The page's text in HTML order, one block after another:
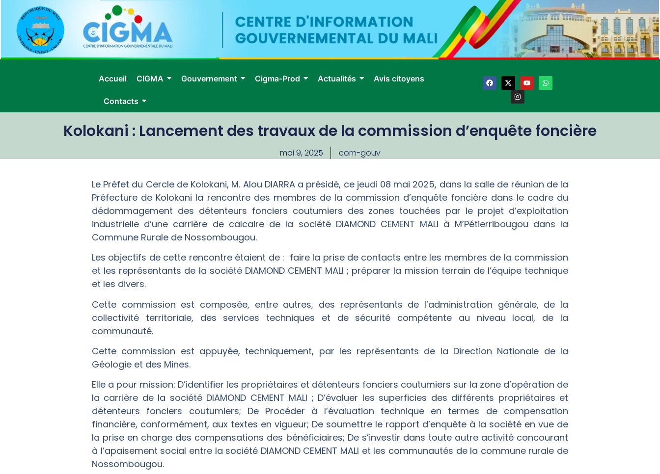
Accueil CIGMA Gouvernement Cigma-Prod Actualités Avis citoyens
Contacts
Kolokani : Lancement des travaux de la commission d’enquête foncière
mai 9, 2025 com-gouv
Le Préfet du Cercle de Kolokani, M. Alou DIARRA a présidé, ce jeudi 08 mai 2025, dans la salle de réunion de la
Préfecture de Kolokani la rencontre des membres de la commission d’enquête foncière dans le cadre du
dédommagement des détenteurs fonciers coutumiers des zones touchées par le projet d’exploitation
industrielle d’une carrière de calcaire de la société DIAMOND CEMENT MALI à M’Pétierribougou dans la
Commune Rurale de Nossombougou.
Les objectifs de cette rencontre étaient de : faire la prise de contacts entre les membres de la commission
et les représentants de la société DIAMOND CEMENT MALI ; préparer la mission terrain de l’équipe technique
et les divers.
Cette commission est composée, entre autres, des représentants de l’administration générale, de la
collectivité territoriale, des services techniques et de sécurité compétente au niveau local, de la
communauté.
Cette commission est appuyée, techniquement, par les représentants de la Direction Nationale de la
Géologie et des Mines.
Elle a pour mission: D’identifier les propriétaires et détenteurs fonciers coutumiers sur la zone d’opération de
la carrière de la société DIAMOND CEMENT MALI ; D’évaluer les superficies des différents propriétaires et
détenteurs fonciers coutumiers; De Procéder à l’évaluation technique en termes de compensation
financière, conformément, aux textes en vigueur; De soumettre le rapport d’enquête à la société en vue de
la prise en charge des compensations des bénéficiaires; De s’investir dans toute autre activité concourant
à l’apaisement social entre la société DIAMOND CEMENT MALI et les communautés de la commune rurale de
Nossombougou.